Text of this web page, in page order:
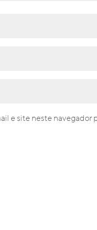
e site neste navegador